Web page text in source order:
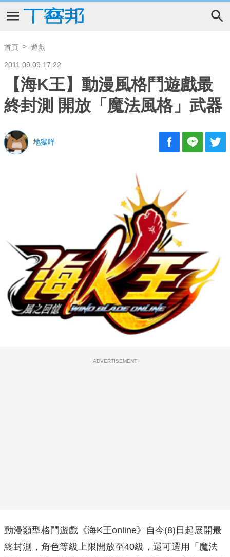
首頁 遊戲
2011.09.09 17:22
【海K王】動漫風格鬥遊戲最
終封測 開放「魔法風格」武器
地獄咩
ADVERTISEMENT
動漫類型格鬥遊戲《海K王online》自今(8)日起展開最
終封測，角色等級上限開放至40級，還可選用「魔法